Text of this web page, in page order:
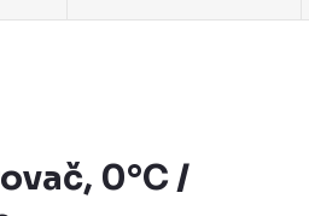
0°C /